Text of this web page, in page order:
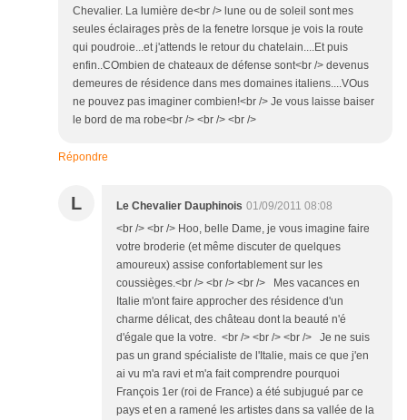
Chevalier. La lumière de<br /> lune ou de soleil sont mes
seules éclairages près de la fenetre lorsque je vois la route
qui poudroie...et j'attends le retour du chatelain....Et puis
enfin..COmbien de chateaux de défense sont<br /> devenus
demeures de résidence dans mes domaines italiens....VOus
ne pouvez pas imaginer combien!<br /> Je vous laisse baiser
le bord de ma robe<br /> <br /> <br />
Répondre
L Le Chevalier Dauphinois 01/09/2011 08:08
<br /> <br /> Hoo, belle Dame, je vous imagine faire
votre broderie (et même discuter de quelques
amoureux) assise confortablement sur les
coussièges.<br /> <br /> <br /> Mes vacances en
Italie m'ont faire approcher des résidence d'un
charme délicat, des château dont la beauté n'é
d'égale que la votre. <br /> <br /> <br /> Je ne suis
pas un grand spécialiste de l'Italie, mais ce que j'en
ai vu m'a ravi et m'a fait comprendre pourquoi
François 1er (roi de France) a été subjugué par ce
pays et en a ramené les artistes dans sa vallée de la